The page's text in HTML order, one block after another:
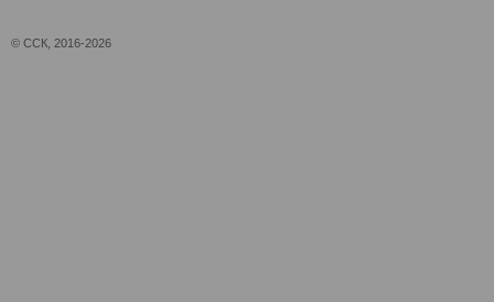
© ССК, 2016-2026